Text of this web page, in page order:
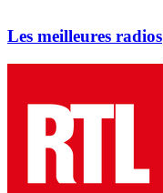
Les meilleures radios